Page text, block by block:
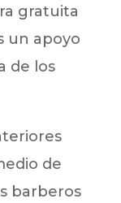
gratuita
un apoyo
de los
de
barberos